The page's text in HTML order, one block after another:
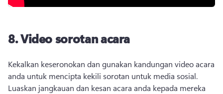
8.Video sorotan acara
Kekalkan keseronokan dan gunakan kandungan video acara
Luaskan jangkauan dan kesan acara anda kepada mereka